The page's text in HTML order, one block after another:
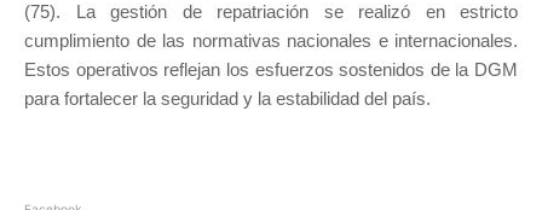
(75). La gestión de repatriación se realizó en estricto
cumplimiento de las normativas nacionales e internacionales.
Estos operativos reflejan los esfuerzos sostenidos de la DGM
para fortalecer la seguridad y la estabilidad del país.